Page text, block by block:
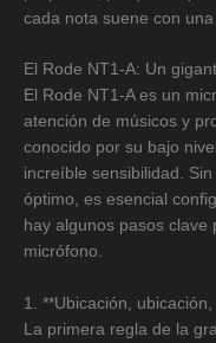
cada nota suene con
El Rode NT1-A: Un
El Rode NT1-A es un
atención de músicos y
conocido por su bajo
increíble sensibilidad.
óptimo, es esencial
hay algunos pasos
micrófono.
1. **Ubicación,
La primera regla de la